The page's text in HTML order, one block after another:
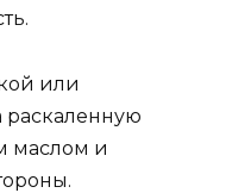
или
раскаленную
маслом и